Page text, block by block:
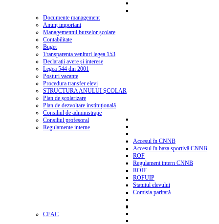
Documente management
Anunț important
Managementul burselor școlare
Contabilitate
Buget
Transparenta venituri legea 153
Declarații avere și interese
Legea 544 din 2001
Posturi vacante
Procedura transfer elevi
STRUCTURA ANULUI ŞCOLAR
Plan de școlarizare
Plan de dezvoltare instituțională
Consiliul de administrație
Consiliul profesoral
Regulamente interne
Accesul în CNNB
Accesul în baza sportivă CNNB
ROF
Regulament intern CNNB
ROIF
ROFUIP
Statutul elevului
Comisia paritară
CEAC